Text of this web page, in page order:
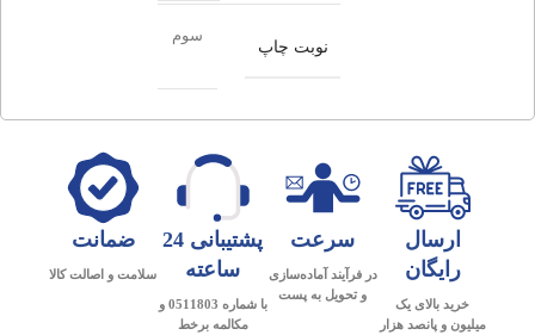
نوبت چاپ
سوم
ارسال
رایگان
خرید بالای یک
میلیون و پانصد هزار
سرعت
در فرآیند آماده‌سازی
و تحویل به پست
پشتیبانی 24
ساعته
با شماره 0511803 و
مکالمه برخط
ضمانت
سلامت و اصالت کالا